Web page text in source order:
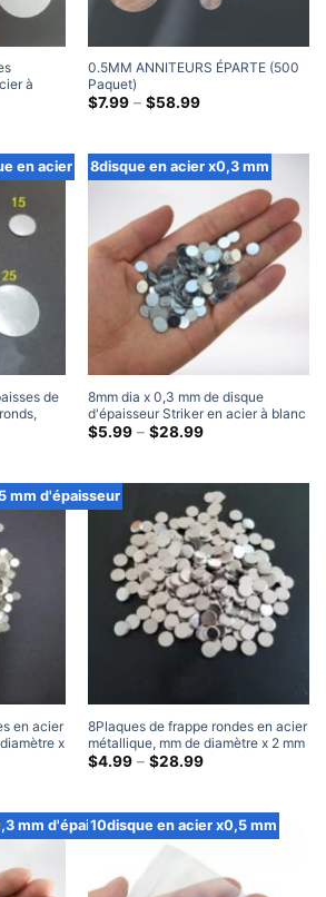
à
0.5MM ANNITEURS ÉPARTE (500
Paquet)
$7.99 – $58.99Gamme
à
travers
$58.99
en acier
de
(500
8disque en acier x0,3 mm
8mm dia x 0,3 mm de disque
d'épaisseur Striker en acier à blanc
rond en métal en acier à disque
$5.99 – $28.99Gamme
à
travers
$28.99
mm d'épaisseur
en acier
x
8Plaques de frappe rondes en acier
métallique, mm de diamètre x 2 mm
d'épaisseur
$4.99 – $28.99Gamme
à
travers
mm d'épaisseur10disque en acier x0,5 mm